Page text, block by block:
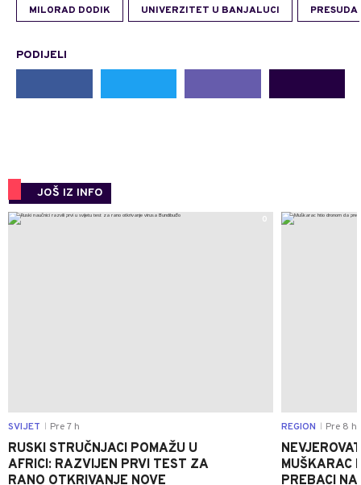
MILORAD DODIK UNIVERZITET U BANJALUCI PRESUDA
PODIJELI
JOŠ IZ INFO
0
SVIJET Pre 7 h
RUSKI STRUČNJACI POMAŽU U
AFRICI: RAZVIJEN PRVI TEST ZA
RANO OTKRIVANJE NOVE
REGION Pre 8 h
MUŠKARAC
PREBACI